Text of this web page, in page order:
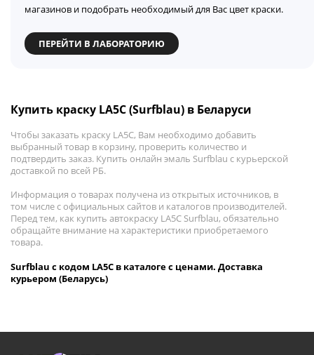
магазинов и подобрать необходимый для Вас цвет краски.
ПЕРЕЙТИ В ЛАБОРАТОРИЮ
Купить краску LA5C (Surfblau) в Беларуси
Чтобы заказать краску LA5C, Вам необходимо добавить
выбранный товар в корзину, проверить количество и
подтвердить заказ. Купить онлайн эмаль Surfblau с курьерской
доставкой по всей РБ.
Информация о товарах получена из открытых источников, в
том числе с официальных сайтов и каталогов производителей.
Перед тем, как купить автокраску LA5C Surfblau, обязательно
обращайте внимание на характеристики приобретаемого
товара.
Surfblau с кодом LA5C в каталоге с ценами. Доставка
курьером (Беларусь)